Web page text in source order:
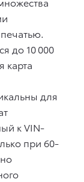
до 10 000
карта
для
к VIN-
при 60-